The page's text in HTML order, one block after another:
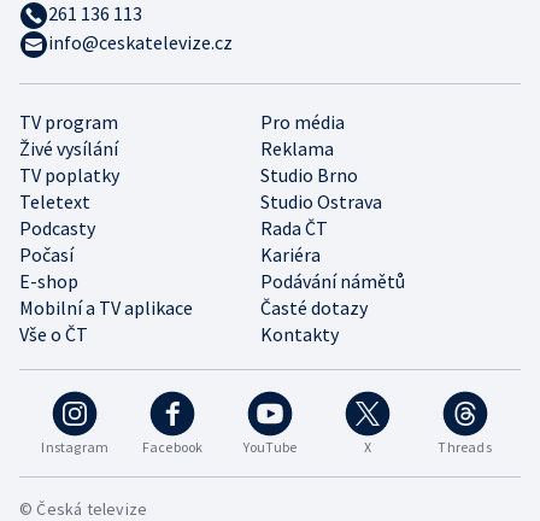
Instagram Facebook YouTube X Threads
TV program
Pro média
Živé vysílání
Reklama
TV poplatky
Studio Brno
Teletext
Studio Ostrava
Podcasty
Rada ČT
Počasí
Kariéra
E-shop
Podávání námětů
Mobilní a TV aplikace
Časté dotazy
Vše o ČT
Kontakty
261 136 113
info@ceskatelevize.cz
© Česká televize